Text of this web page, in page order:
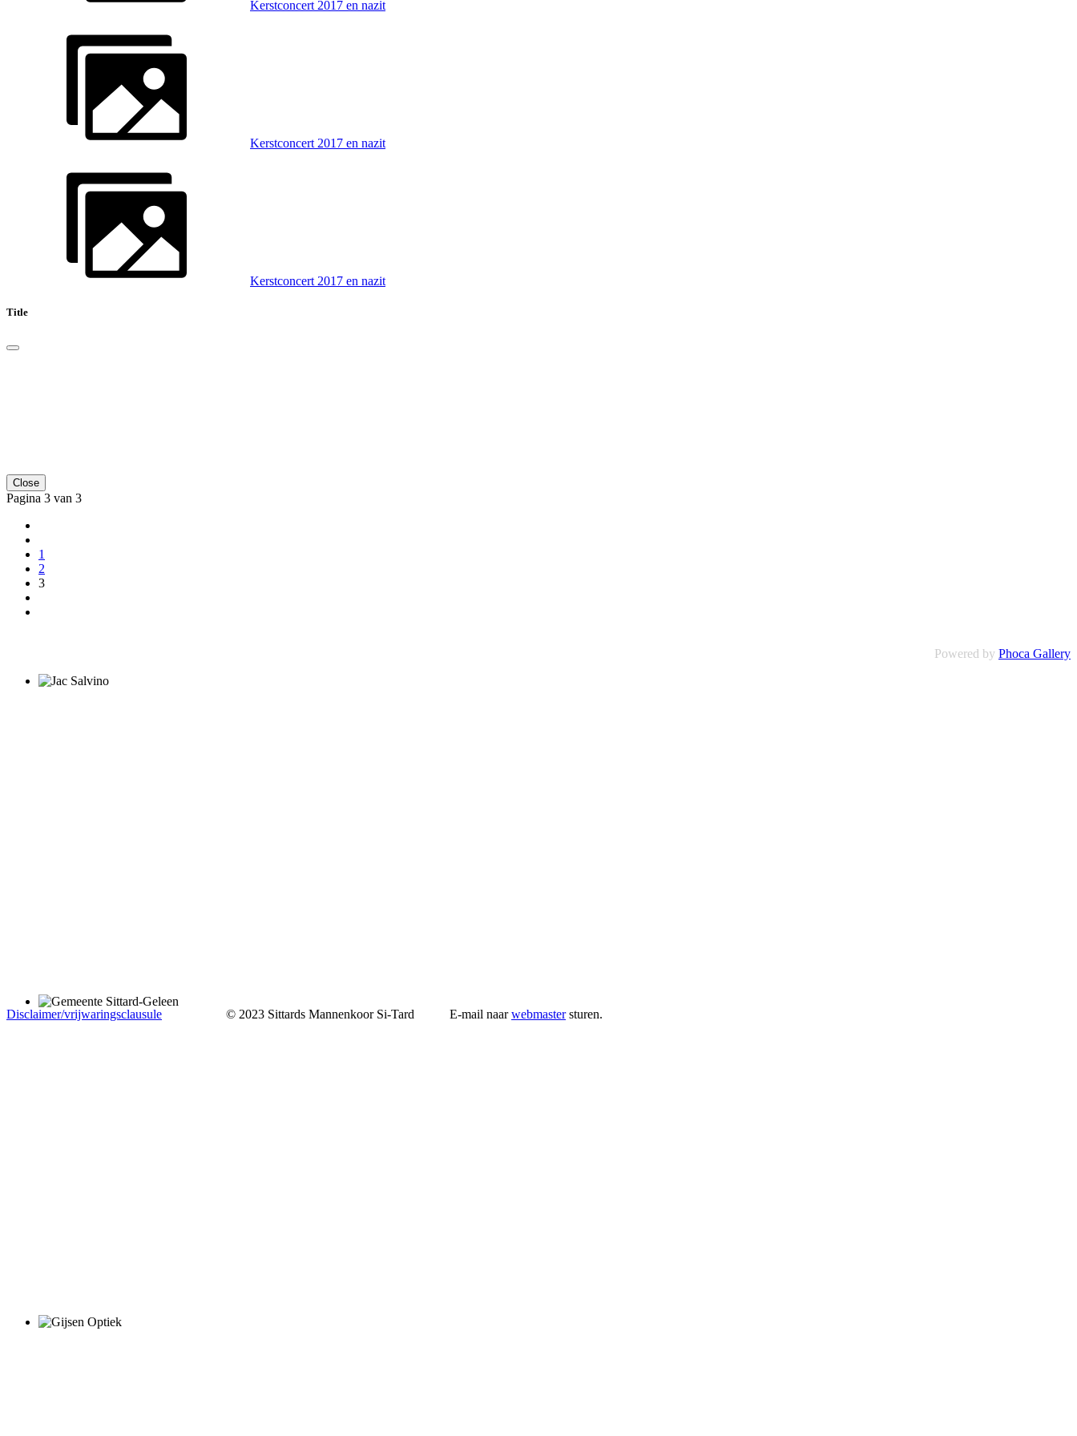
Kerstconcert 2017 en nazit
Kerstconcert 2017 en nazit
Kerstconcert 2017 en nazit
Title
Close
Pagina 3 van 3
1
2
3
Powered by Phoca Gallery
Disclaimer/vrijwaringsclausule © 2023 Sittards Mannenkoor Si-Tard E-mail naarwebmastersturen.